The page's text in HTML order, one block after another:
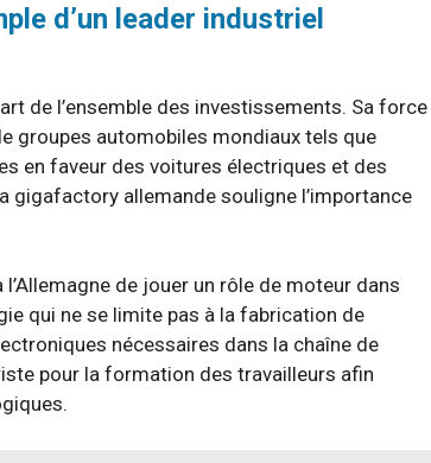
d’un leader industriel
de l’ensemble des investissements. Sa force
groupes automobiles mondiaux tels que
en faveur des voitures électriques et des
gigafactory allemande souligne l’importance
de jouer un rôle de moteur dans
qui ne se limite pas à la fabrication de
nécessaires dans la chaîne de
pour la formation des travailleurs afin